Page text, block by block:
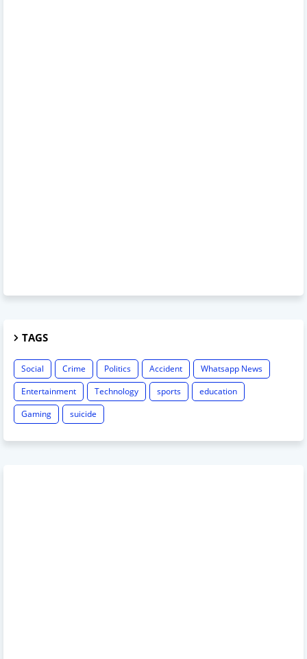
TAGS
Social Crime Politics Accident
Whatsapp News
Entertainment
Technology sports
education
Gaming
suicide